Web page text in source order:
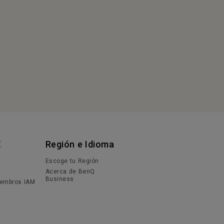
IAM
Región e Idioma
Escoge tu Región
Acerca de BenQ
Business